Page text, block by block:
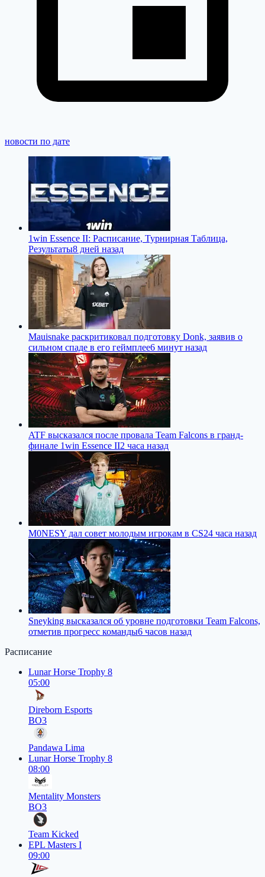
новости по дате
1win Essence II: Расписание, Турнирная Таблица,
Результаты8 дней назад
Mauisnake раскритиковал подготовку Donk, заявив о
сильном спаде в его геймплее6 минут назад
ATF высказался после провала Team Falcons в гранд-
финале 1win Essence II2 часа назад
M0NESY дал совет молодым игрокам в CS24 часа назад
Sneyking высказался об уровне подготовки Team Falcons,
отметив прогресс команды6 часов назад
Расписание
Lunar Horse Trophy 8
05:00
Direborn Esports
BO3
Pandawa Lima
Lunar Horse Trophy 8
08:00
Mentality Monsters
BO3
Team Kicked
EPL Masters I
09:00